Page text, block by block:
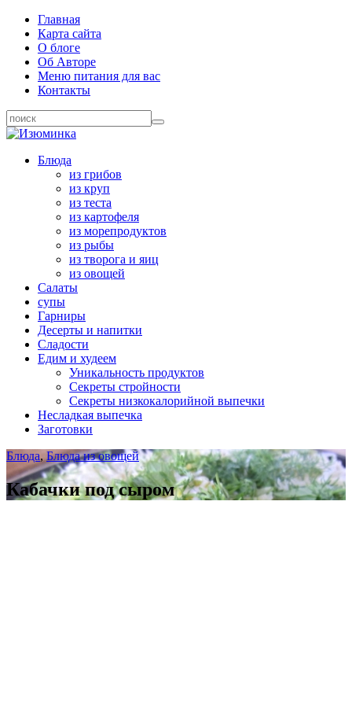
Главная
Карта сайта
О блоге
Об Авторе
Меню питания для вас
Контакты
Блюда
из грибов
из круп
из теста
из картофеля
из морепродуктов
из рыбы
из творога и яиц
из овощей
Салаты
супы
Гарниры
Десерты и напитки
Сладости
Едим и худеем
Уникальность продуктов
Секреты стройности
Секреты низкокалорийной выпечки
Несладкая выпечка
Заготовки
Блюда,Блюда из овощей
Кабачки под сыром